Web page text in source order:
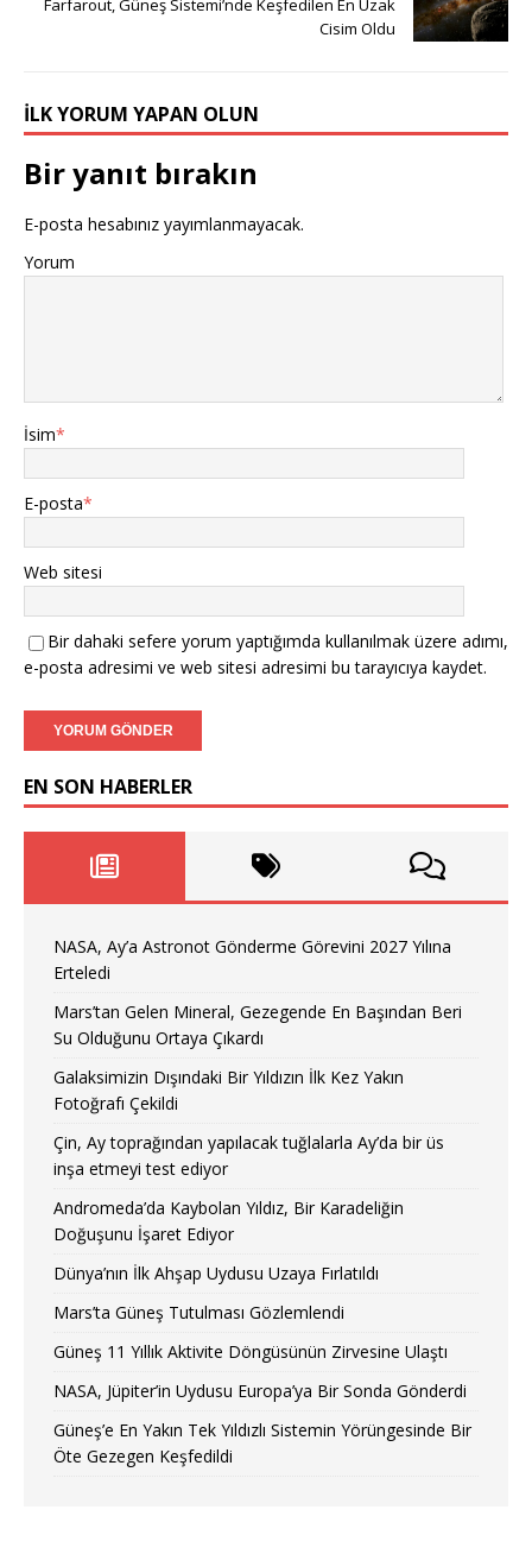
Farfarout, Güneş Sistemi’nde Keşfedilen En Uzak
Cisim Oldu
İLK YORUM YAPAN OLUN
Bir yanıt bırakın
E-posta hesabınız yayımlanmayacak.
Yorum
İsim*
E-posta*
Web sitesi
Bir dahaki sefere yorum yaptığımda kullanılmak üzere adımı,
e-posta adresimi ve web sitesi adresimi bu tarayıcıya kaydet.
EN SON HABERLER
NASA, Ay’a Astronot Gönderme Görevini 2027 Yılına
Erteledi
Mars’tan Gelen Mineral, Gezegende En Başından Beri
Su Olduğunu Ortaya Çıkardı
Galaksimizin Dışındaki Bir Yıldızın İlk Kez Yakın
Fotoğrafı Çekildi
Çin, Ay toprağından yapılacak tuğlalarla Ay’da bir üs
inşa etmeyi test ediyor
Andromeda’da Kaybolan Yıldız, Bir Karadeliğin
Doğuşunu İşaret Ediyor
Dünya’nın İlk Ahşap Uydusu Uzaya Fırlatıldı
Mars’ta Güneş Tutulması Gözlemlendi
Güneş 11 Yıllık Aktivite Döngüsünün Zirvesine Ulaştı
NASA, Jüpiter’in Uydusu Europa’ya Bir Sonda Gönderdi
Güneş’e En Yakın Tek Yıldızlı Sistemin Yörüngesinde Bir
Öte Gezegen Keşfedildi